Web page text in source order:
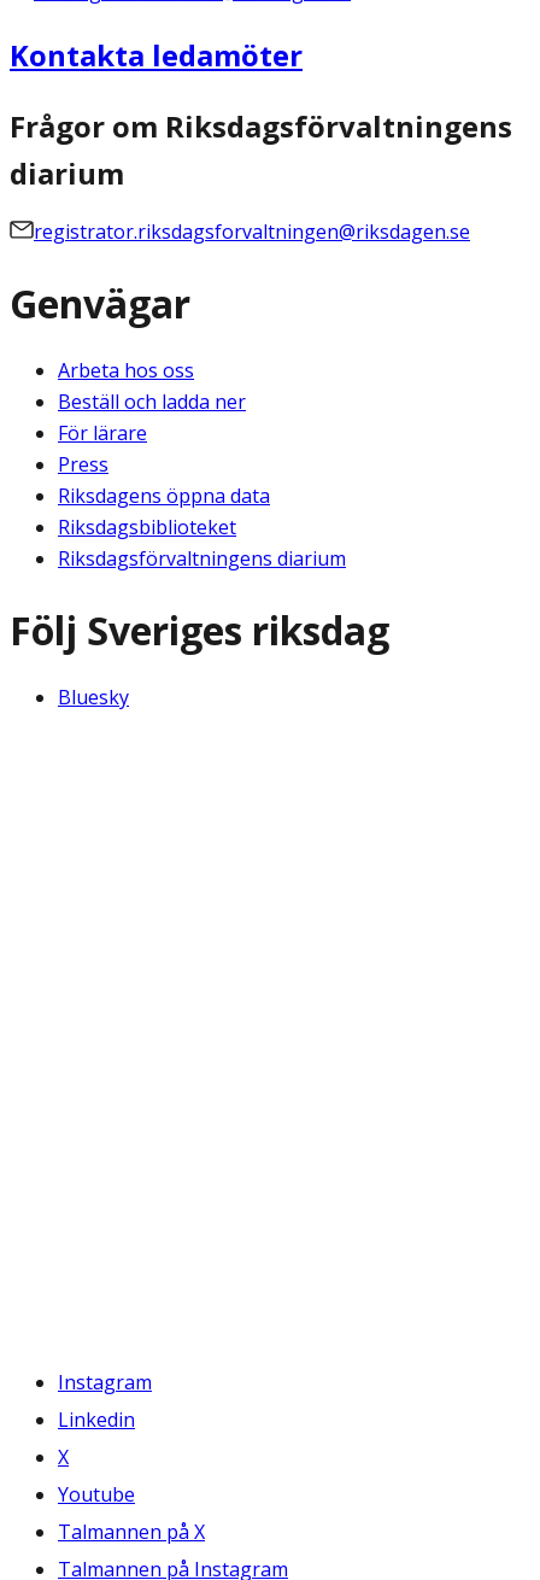
Kontakta ledamöter
Frågor om Riksdagsförvaltningens
diarium
registrator.riksdagsforvaltningen@riksdagen.se
Genvägar
Arbeta hos oss
Beställ och ladda ner
För lärare
Press
Riksdagens öppna data
Riksdagsbiblioteket
Riksdagsförvaltningens diarium
Följ Sveriges riksdag
Bluesky
Instagram
Linkedin
X
Youtube
Talmannen på X
Talmannen på Instagram